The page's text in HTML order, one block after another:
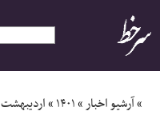
ایران»آرشیو اخبار»۱۴۰۱»اردیبهشت ۱۴۰۱